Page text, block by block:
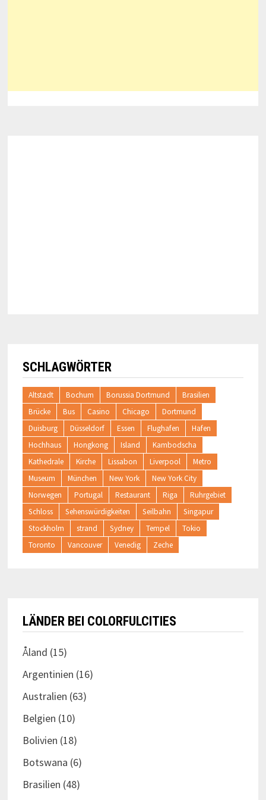
SCHLAGWÖRTER
Altstadt Bochum Borussia Dortmund
Brasilien
Brücke
Bus Casino Chicago
Dortmund
Duisburg
Düsseldorf Essen Flughafen
Hafen
Hochhaus
Hongkong Island
Kambodscha
Kathedrale
Kirche Lissabon Liverpool
Metro
Museum
München New York
New York City
Norwegen
Portugal Restaurant Riga
Ruhrgebiet
Schloss
Sehenswürdigkeiten Seilbahn
Singapur
Stockholm
strand Sydney Tempel
Tokio
Toronto
Vancouver Venedig Zeche
LÄNDER BEI COLORFULCITIES
Åland (15)
Argentinien (16)
Australien (63)
Belgien (10)
Bolivien (18)
Botswana (6)
Brasilien (48)